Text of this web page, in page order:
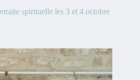
spirituelle les 3 et 4 octobre